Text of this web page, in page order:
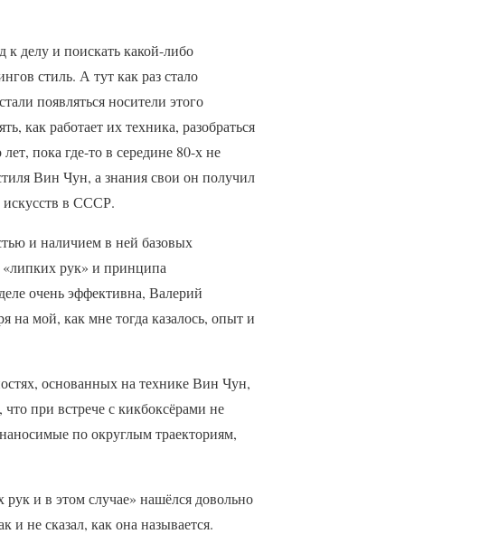
к делу и поискать какой-либо
стиль. А тут как раз стало
появляться носители этого
как работает их техника, разобраться
пока где-то в середине 80-х не
Вин Чун, а знания свои он получил
искусств в СССР.
и наличием в ней базовых
рук» и принципа
очень эффективна, Валерий
на мой, как мне тогда казалось, опыт и
основанных на технике Вин Чун,
при встрече с кикбоксёрами не
по округлым траекториям,
и в этом случае» нашёлся довольно
и не сказал, как она называется.